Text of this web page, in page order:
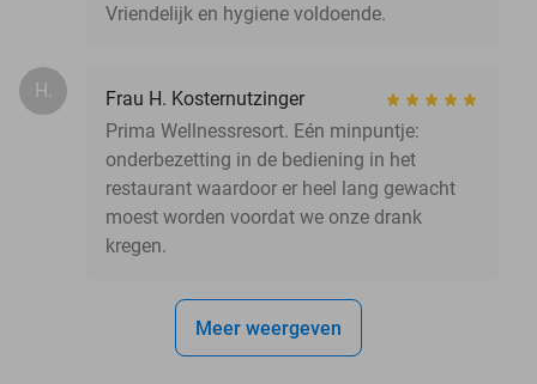
Vriendelijk en hygiene voldoende.
H.
Frau H. Kosternutzinger
Prima Wellnessresort. Eén minpuntje:
onderbezetting in de bediening in het
restaurant waardoor er heel lang gewacht
moest worden voordat we onze drank
kregen.
Meer weergeven